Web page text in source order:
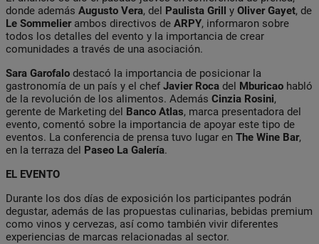
donde además Augusto Vera, del Paulista Grill y Oliver Gayet, de
Le Sommelier ambos directivos de ARPY, informaron sobre
todos los detalles del evento y la importancia de crear
comunidades a través de una asociación.
Sara Garofalo destacó la importancia de posicionar la
gastronomía de un país y el chef Javier Roca del Mburicao habló
de la revolución de los alimentos. Además Cinzia Rosini,
gerente de Marketing del Banco Atlas, marca presentadora del
evento, comentó sobre la importancia de apoyar este tipo de
eventos. La conferencia de prensa tuvo lugar en The Wine Bar,
en la terraza del Paseo La Galería.
EL EVENTO
Durante los dos días de exposición los participantes podrán
degustar, además de las propuestas culinarias, bebidas premium
como vinos y cervezas, así como también vivir diferentes
experiencias de marcas relacionadas al sector.